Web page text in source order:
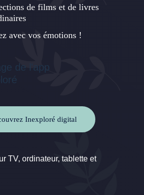
de films et de livres
avec vos émotions !
Inexploré digital
TV, ordinateur, tablette et